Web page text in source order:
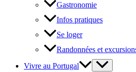
Gastronomie
Infos pratiques
Se loger
Randonnées et
Vivre au Portugal